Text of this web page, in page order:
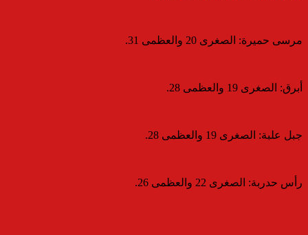
​مرسى حميرة: الصغرى 20 والعظمى 31.
​أبرق: الصغرى 19 والعظمى 28.
​جبل علبة: الصغرى 19 والعظمى 28.
​رأس حدربة: الصغرى 22 والعظمى 26.